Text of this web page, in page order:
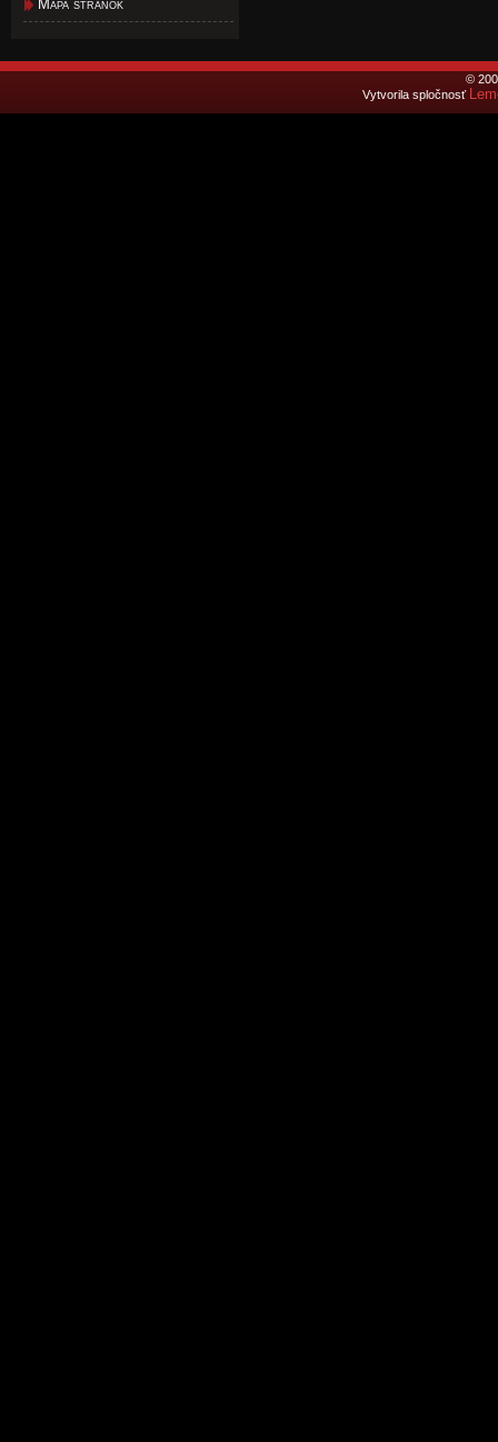
Mapa stránok
©
Vytvorila spločnosť